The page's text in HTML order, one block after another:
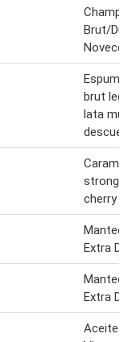
Brut/
brut
lata
strong
cherry
Extra
Extra Dia
Aceite